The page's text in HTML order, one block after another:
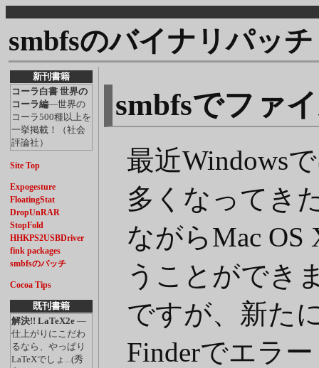
smbfsのバイナリパッチ
新刊書籍
コーラ白書 世界の
コーラ編―世界の
コーラ500種以上を
一挙掲載！（社会
評論社）
Site Top
Expogesture
FloatingStat
DropUnRAR
StopFold
HHKPS2USBDriver
fink packages
smbfsのパッチ
Cocoa Tips
既刊書籍
解決!! LaTeX2e ―
仕上がりにこだわ
るなら、やっぱり
LaTeXでしょ...(秀
smbfsでファ
最近Windows
多くなってき
ながらMac
うことができ
ですが、新た
Finderでエラ